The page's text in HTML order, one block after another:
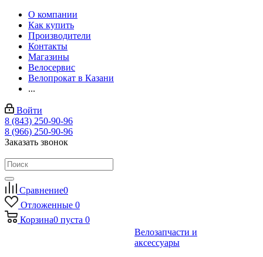
О компании
Как купить
Производители
Контакты
Магазины
Велосервис
Велопрокат в Казани
...
Войти
8 (843) 250-90-96
8 (966) 250-90-96
Заказать звонок
Сравнение0
Отложенные 0
Корзина0 пуста 0
Велозапчасти и
аксессуары